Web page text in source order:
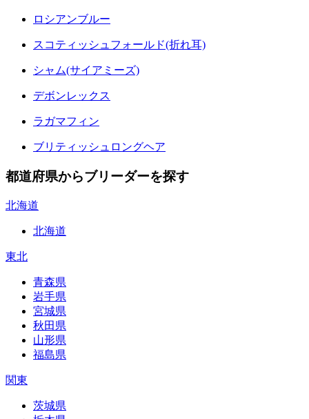
ロシアンブルー
スコティッシュフォールド(折れ耳)
シャム(サイアミーズ)
デボンレックス
ラガマフィン
ブリティッシュロングヘア
都道府県からブリーダーを探す
北海道
北海道
東北
青森県
岩手県
宮城県
秋田県
山形県
福島県
関東
茨城県